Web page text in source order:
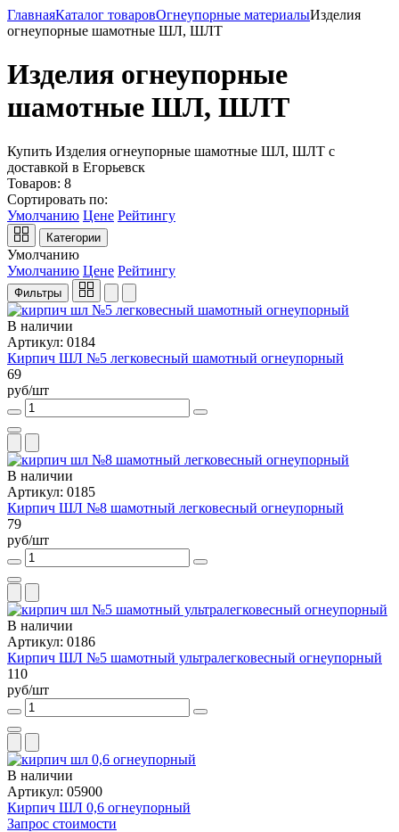
ГлавнаяКаталог товаровОгнеупорные материалыИзделия
огнеупорные шамотные ШЛ, ШЛТ
Изделия огнеупорные
шамотные ШЛ, ШЛТ
Купить Изделия огнеупорные шамотные ШЛ, ШЛТ с
доставкой в Егорьевск
Товаров: 8
Сортировать по:
Умолчанию Цене Рейтингу
Категории
Умолчанию
Умолчанию Цене Рейтингу
Фильтры
В наличии
Артикул: 0184
Кирпич ШЛ №5 легковесный шамотный огнеупорный
69
руб/шт
В наличии
Артикул: 0185
Кирпич ШЛ №8 шамотный легковесный огнеупорный
79
руб/шт
В наличии
Артикул: 0186
Кирпич ШЛ №5 шамотный ультралегковесный огнеупорный
110
руб/шт
В наличии
Артикул: 05900
Кирпич ШЛ 0,6 огнеупорный
Запрос стоимости